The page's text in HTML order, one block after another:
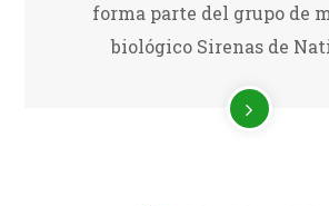
forma parte del grupo de
biológico Sirenas de